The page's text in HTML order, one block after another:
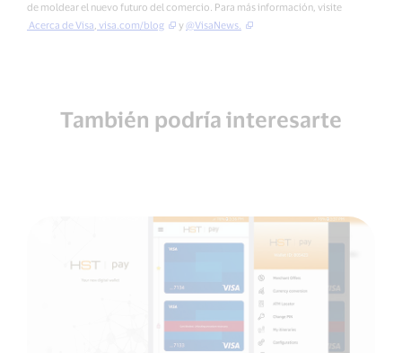
de moldear el nuevo futuro del comercio. Para más información, visite
Acerca de Visa visa.com/blog y@VisaNews.
También podría interesarte